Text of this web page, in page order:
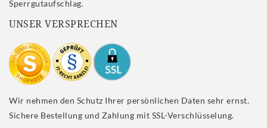
Sperrgutaufschlag.
UNSER VERSPRECHEN
Wir nehmen den Schutz Ihrer persönlichen Daten sehr ernst.
Sichere Bestellung und Zahlung mit SSL-Verschlüsselung.